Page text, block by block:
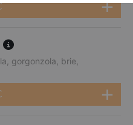
gorgonzola, brie,